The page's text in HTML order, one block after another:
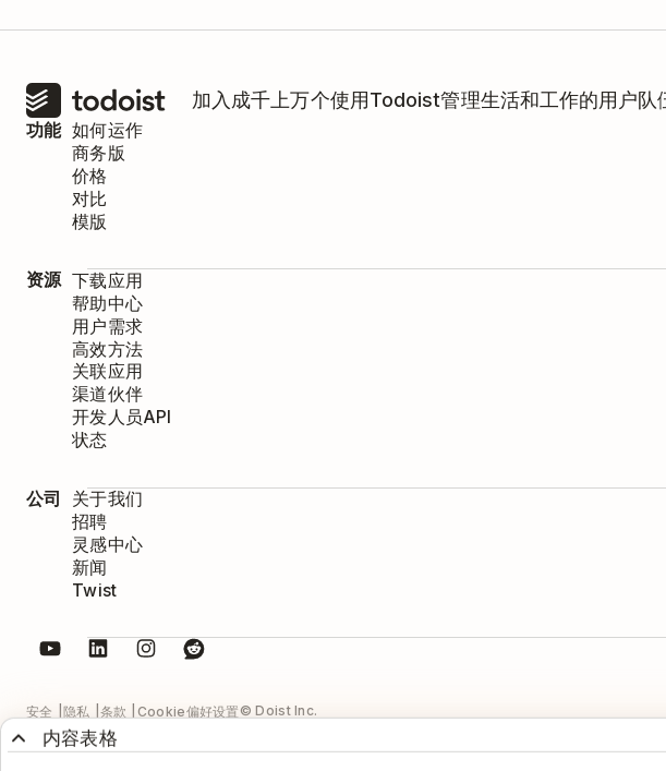
内容表格
加入成千上万个使用Todoist管理生活和工作的用户队
功能 如何运作
商务版
价格
对比
模版
资源 下载应用
帮助中心
用户需求
高效方法
关联应用
渠道伙伴
开发人员API
状态
公司
关于我们
招聘
灵感中心
新闻
Twist
安全 隐私 条款 Cookie偏好设置© Doist Inc.